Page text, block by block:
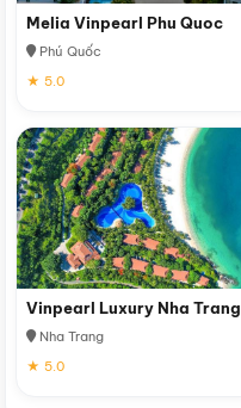
Melia Vinpearl Phu Quoc
Phú Quốc
★ 5.0
Vinpearl Luxury Nha Trang
Nha Trang
★ 5.0